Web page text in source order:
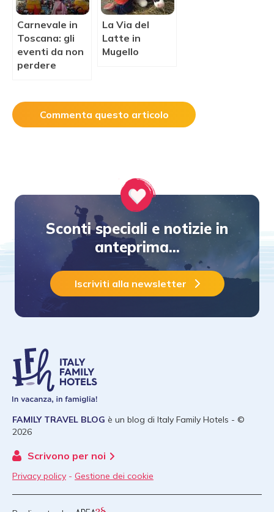
Carnevale in
Toscana: gli
eventi da non
perdere
La Via del
Latte in
Mugello
Commenta questo articolo
Sconti speciali e notizie in
anteprima...
Iscriviti alla newsletter
FAMILY TRAVEL BLOG è un blog di Italy Family Hotels - ©
2026
Scrivono per noi
Privacy policy - Gestione dei cookie